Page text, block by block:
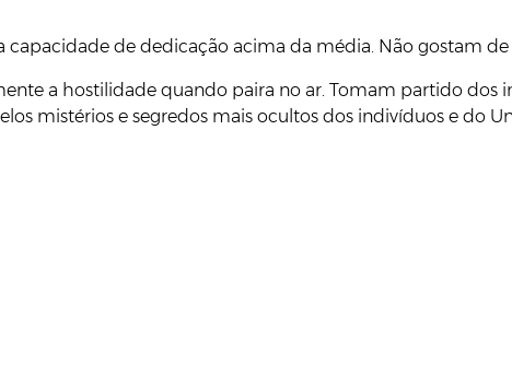
capacidade de dedicação acima da média. Não gostam
a hostilidade quando paira no ar. Tomam partido dos
mistérios e segredos mais ocultos dos indivíduos e do